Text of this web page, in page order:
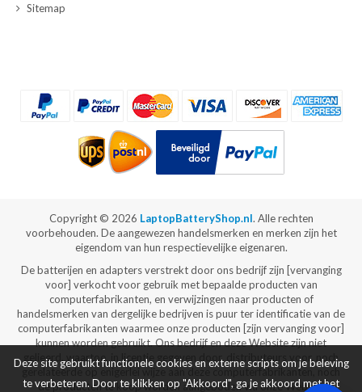
Sitemap
Copyright © 2026 LaptopBatteryShop.nl. Alle rechten
voorbehouden. De aangewezen handelsmerken en merken zijn het
eigendom van hun respectievelijke eigenaren.
De batterijen en adapters verstrekt door ons bedrijf zijn [vervanging
voor] verkocht voor gebruik met bepaalde producten van
computerfabrikanten, en verwijzingen naar producten of
handelsmerken van dergelijke bedrijven is puur ter identificatie van de
computerfabrikanten waarmee onze producten [zijn vervanging voor]
kunnen worden gebruikt. Ons bedrijf en deze Website zijn niet
gelieerd, waartoe, in licentie gegeven door, distributeurs voor, noch
gerelateerde op enigerlei wijze aan deze computerfabrikanten, noch
de producten te koop worden aangeboden via onze Website
Deze site gebruikt functionele cookies en externe scripts om je beleving
te verbeteren. Door te klikken op "Akkoord", ga je akkoord met het